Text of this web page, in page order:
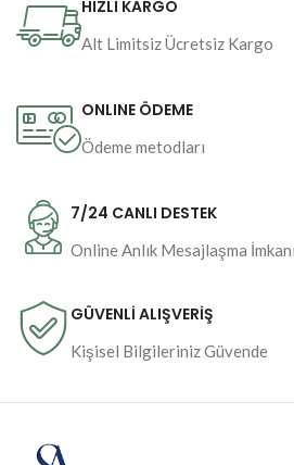
HIZLI KARGO
Alt Limitsiz Ücretsiz Kargo
ONLINE ÖDEME
Ödeme metodları
7/24 CANLI DESTEK
Online Anlık Mesajlaşma İmkanı
GÜVENLİ ALIŞVERİŞ
Kişisel Bilgileriniz Güvende